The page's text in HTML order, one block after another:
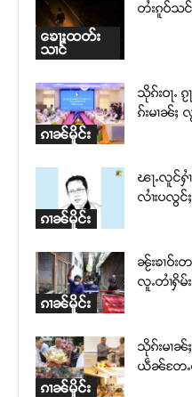
ၶေႃႈထတ်း
သၢင်
တႆးၵူဝ်သင်
ၵၢၼ်မိူင်း
သိုၵ်းဝႃႉ
ၵ်းမၢၼ်ႈ
ၵၢၼ်မိူင်း
ၽႃႉလူင်ႁ
လၢႆးပလွင်
ၵၢၼ်မိူင်း
ၼႂ်းၶၢဝ်း
လူႉတၢႆႁိမ်
ၵၢၼ်မိူင်း
သိုၵ်းမၢၼ်
ယဵၼ်တႄႉ